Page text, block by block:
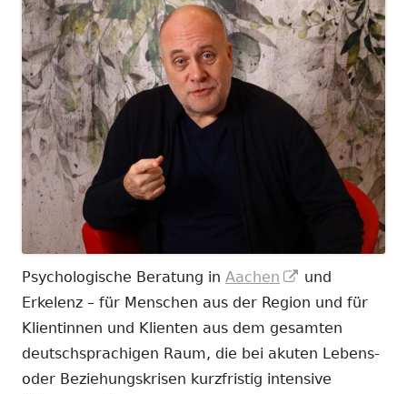
Psychologische Beratung in Aachen
In
neuem
Fenster
öffnen
und
Erkelenz – für Menschen aus der Region und für
Klientinnen und Klienten aus dem gesamten
deutschsprachigen Raum, die bei akuten Lebens-
oder Beziehungskrisen kurzfristig intensive